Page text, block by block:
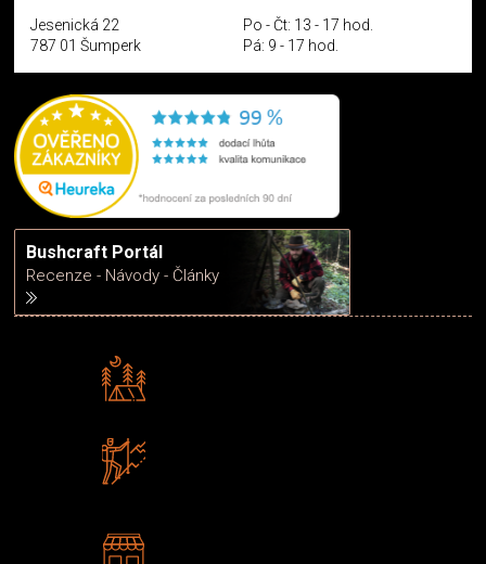
Jesenická 22
787 01 Šumperk
Po - Čt: 13 - 17 hod.
Pá: 9 - 17 hod.
Bushcraft Portál
Recenze - Návody - Články